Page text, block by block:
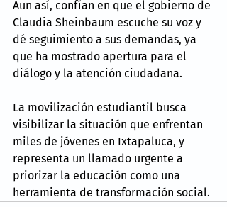
Aun así, confían en que el gobierno de
Claudia Sheinbaum escuche su voz y
dé seguimiento a sus demandas, ya
que ha mostrado apertura para el
diálogo y la atención ciudadana.
La movilización estudiantil busca
visibilizar la situación que enfrentan
miles de jóvenes en Ixtapaluca, y
representa un llamado urgente a
priorizar la educación como una
herramienta de transformación social.